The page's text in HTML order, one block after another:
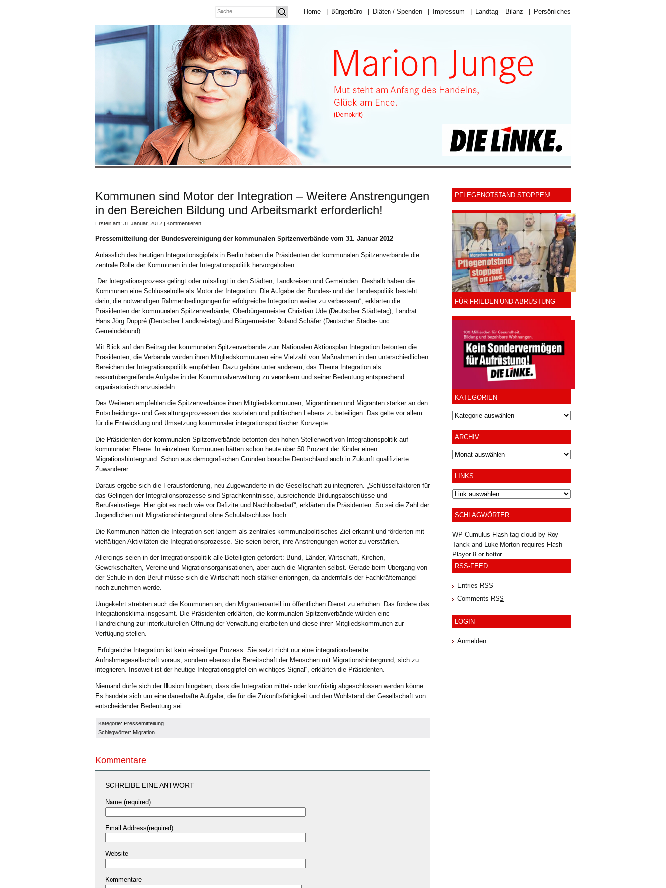
Home Bürgerbüro Diäten / Spenden Impressum Landtag – Bilanz Persönliches
Kommunen sind Motor der Integration – Weitere Anstrengungen
in den Bereichen Bildung und Arbeitsmarkt erforderlich!
Erstellt am: 31 Januar, 2012 | Kommentieren
Pressemitteilung der Bundesvereinigung der kommunalen Spitzenverbände vom 31. Januar 2012
Anlässlich des heutigen Integrationsgipfels in Berlin haben die Präsidenten der kommunalen Spitzenverbände die
zentrale Rolle der Kommunen in der Integrationspolitik hervorgehoben.
„Der Integrationsprozess gelingt oder misslingt in den Städten, Landkreisen und Gemeinden. Deshalb haben die
Kommunen eine Schlüsselrolle als Motor der Integration. Die Aufgabe der Bundes- und der Landespolitik besteht
darin, die notwendigen Rahmenbedingungen für erfolgreiche Integration weiter zu verbessern“, erklärten die
Präsidenten der kommunalen Spitzenverbände, Oberbürgermeister Christian Ude (Deutscher Städtetag), Landrat
Hans Jörg Duppré (Deutscher Landkreistag) und Bürgermeister Roland Schäfer (Deutscher Städte- und
Gemeindebund).
Mit Blick auf den Beitrag der kommunalen Spitzenverbände zum Nationalen Aktionsplan Integration betonten die
Präsidenten, die Verbände würden ihren Mitgliedskommunen eine Vielzahl von Maßnahmen in den unterschiedlichen
Bereichen der Integrationspolitik empfehlen. Dazu gehöre unter anderem, das Thema Integration als
ressortübergreifende Aufgabe in der Kommunalverwaltung zu verankern und seiner Bedeutung entsprechend
organisatorisch anzusiedeln.
Des Weiteren empfehlen die Spitzenverbände ihren Mitgliedskommunen, Migrantinnen und Migranten stärker an den
Entscheidungs- und Gestaltungsprozessen des sozialen und politischen Lebens zu beteiligen. Das gelte vor allem
für die Entwicklung und Umsetzung kommunaler integrationspolitischer Konzepte.
Die Präsidenten der kommunalen Spitzenverbände betonten den hohen Stellenwert von Integrationspolitik auf
kommunaler Ebene: In einzelnen Kommunen hätten schon heute über 50 Prozent der Kinder einen
Migrationshintergrund. Schon aus demografischen Gründen brauche Deutschland auch in Zukunft qualifizierte
Zuwanderer.
Daraus ergebe sich die Herausforderung, neu Zugewanderte in die Gesellschaft zu integrieren. „Schlüsselfaktoren für
das Gelingen der Integrationsprozesse sind Sprachkenntnisse, ausreichende Bildungsabschlüsse und
Berufseinstiege. Hier gibt es nach wie vor Defizite und Nachholbedarf“, erklärten die Präsidenten. So sei die Zahl der
Jugendlichen mit Migrationshintergrund ohne Schulabschluss hoch.
Die Kommunen hätten die Integration seit langem als zentrales kommunalpolitisches Ziel erkannt und förderten mit
vielfältigen Aktivitäten die Integrationsprozesse. Sie seien bereit, ihre Anstrengungen weiter zu verstärken.
Allerdings seien in der Integrationspolitik alle Beteiligten gefordert: Bund, Länder, Wirtschaft, Kirchen,
Gewerkschaften, Vereine und Migrationsorganisationen, aber auch die Migranten selbst. Gerade beim Übergang von
der Schule in den Beruf müsse sich die Wirtschaft noch stärker einbringen, da andernfalls der Fachkräftemangel
noch zunehmen werde.
Umgekehrt strebten auch die Kommunen an, den Migrantenanteil im öffentlichen Dienst zu erhöhen. Das fördere das
Integrationsklima insgesamt. Die Präsidenten erklärten, die kommunalen Spitzenverbände würden eine
Handreichung zur interkulturellen Öffnung der Verwaltung erarbeiten und diese ihren Mitgliedskommunen zur
Verfügung stellen.
„Erfolgreiche Integration ist kein einseitiger Prozess. Sie setzt nicht nur eine integrationsbereite
Aufnahmegesellschaft voraus, sondern ebenso die Bereitschaft der Menschen mit Migrationshintergrund, sich zu
integrieren. Insoweit ist der heutige Integrationsgipfel ein wichtiges Signal“, erklärten die Präsidenten.
Niemand dürfe sich der Illusion hingeben, dass die Integration mittel- oder kurzfristig abgeschlossen werden könne.
Es handele sich um eine dauerhafte Aufgabe, die für die Zukunftsfähigkeit und den Wohlstand der Gesellschaft von
entscheidender Bedeutung sei.
Kategorie: Pressemitteilung
Schlagwörter: Migration
Kommentare
SCHREIBE EINE ANTWORT
Name (required)
Email Address(required)
Website
Kommentare
PFLEGENOTSTAND STOPPEN!
FÜR FRIEDEN UND ABRÜSTUNG
KATEGORIEN
ARCHIV
Archiv
LINKS
SCHLAGWÖRTER
WP Cumulus Flash tag cloud by Roy
Tanck and Luke Morton requires Flash
Player9 or better.
RSS-FEED
Entries RSS
Comments RSS
LOGIN
Anmelden